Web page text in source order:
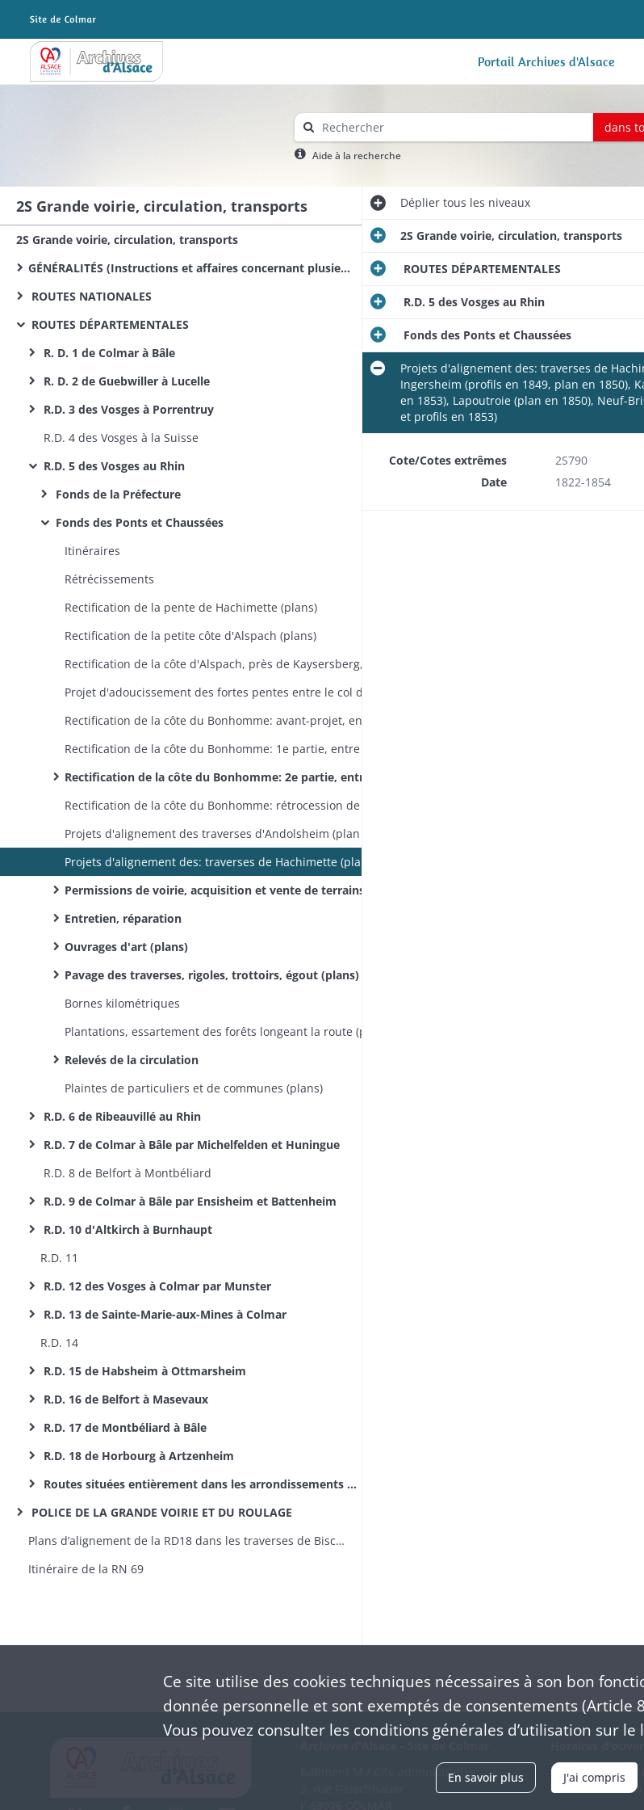
Archives Alsace - Colmar Portail Archives d'Alsace
dans
Aide à la recherche
2S Grande voirie, circulation, transports
2S Grande voirie, circulation, transports
GÉNÉRALITÉS (Instructions et affaires concernant plusieurs routes)
ROUTES NATIONALES
ROUTES DÉPARTEMENTALES
R. D. 1 de Colmar à Bâle
R. D. 2 de Guebwiller à Lucelle
R.D. 3 des Vosges à Porrentruy
R.D. 4 des Vosges à la Suisse
R.D. 5 des Vosges au Rhin
Fonds de la Préfecture
Fonds des Ponts et Chaussées
Itinéraires
Rétrécissements
Rectification de la pente de Hachimette (plans)
Rectification de la petite côte d'Alspach (plans)
Rectification de la côte du Bonhomme: 2e partie, entre le village du Bonhomme et le village de Lapoutroie (plans)
Permissions de voirie, acquisition et vente de terrains gênant l'alignement (plans)
Entretien, réparation
Ouvrages d'art (plans)
Pavage des traverses, rigoles, trottoirs, égout (plans)
Bornes kilométriques
Plantations, essartement des forêts longeant la route (plan)
Relevés de la circulation
Plaintes de particuliers et de communes (plans)
R.D. 6 de Ribeauvillé au Rhin
R.D. 7 de Colmar à Bâle par Michelfelden et Huningue
R.D. 8 de Belfort à Montbéliard
R.D. 9 de Colmar à Bâle par Ensisheim et Battenheim
R.D. 10 d'Altkirch à Burnhaupt
R.D. 11
R.D. 12 des Vosges à Colmar par Munster
R.D. 13 de Sainte-Marie-aux-Mines à Colmar
R.D. 14
R.D. 15 de Habsheim à Ottmarsheim
R.D. 16 de Belfort à Masevaux
R.D. 17 de Montbéliard à Bâle
R.D. 18 de Horbourg à Artzenheim
Routes situées entièrement dans les arrondissements de Porrentruy et Delémont
POLICE DE LA GRANDE VOIRIE ET DU ROULAGE
Plans d’alignement de la RD18 dans les traverses de Bischwihr (plan en 1851), Muntzenheim (plan et profil en 1851) et Wihr-en-Plaine (plan en 1851) [fonds de la préfecture]
Itinéraire de la RN 69
Dépliertous les niveaux
2S Grande voirie, circulation, transports
ROUTES DÉPARTEMENTALES
R.D. 5 des Vosges au Rhin
Fonds des Ponts et Chaussées
Projets d'alignement des: traverses de
Ingersheim (profils en 1849, plan en 1850),
en 1853), Lapoutroie (plan en 1850), Neuf-
et profils en 1853)
Cote/Cotes extrêmes
2S790
Date
1822-1854
Bâtiment M / Cité administrative
Du mardi au
en continu de 9h
Ce site utilise des cookiestechniques nécessaires à son bon
donnée personnelle et sont exemptés de consentements (Article
Vous pouvez consulter les conditions générales d’utilisation sur le
En savoir plus J'ai compris